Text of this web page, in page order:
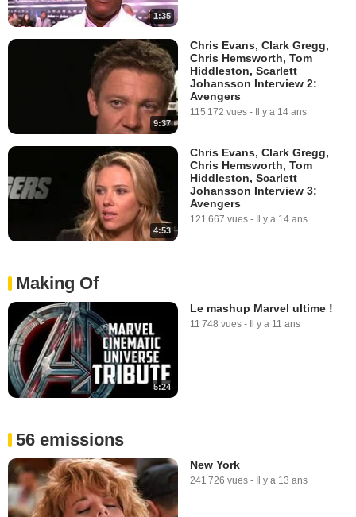
1:35
9:37
Chris Evans, Clark Gregg,
Chris Hemsworth, Tom
Hiddleston, Scarlett
Johansson Interview 2:
Avengers
115 172 vues - Il y a 14 ans
4:53
Chris Evans, Clark Gregg,
Chris Hemsworth, Tom
Hiddleston, Scarlett
Johansson Interview 3:
Avengers
121 667 vues - Il y a 14 ans
Making Of
5:24
Le mashup Marvel ultime !
11 748 vues - Il y a 11 ans
56 emissions
New York
241 726 vues - Il y a 13 ans